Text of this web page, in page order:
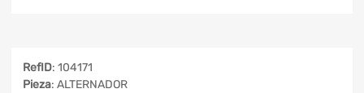
RefID: 104171
Pieza: ALTERNADOR